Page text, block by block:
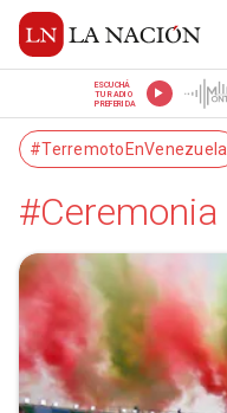
ESCUCHÁ
TU RADIO
PREFERIDA
#TerremotoEnVenezuela
#Ceremonia